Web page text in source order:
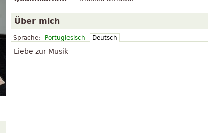
Über mich
Sprache: Portugiesisch Deutsch
Liebe zur Musik